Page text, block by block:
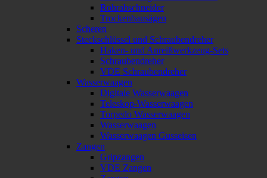
Rohrabschneider
Trockenbausägen
Scheren
Steckschlüssel und Schraubendreher
Haken- und Anreißwerkzeug-Sets
Schraubendreher
VDE Schraubendreher
Wasserwaagen
Digitale Wasserwaagen
Teleskop-Wasserwaagen
Torpedo Wasserwaagen
Wasserwaagen
Wasserwaagen Gusseisen
Zangen
Gripzangen
VDE Zangen